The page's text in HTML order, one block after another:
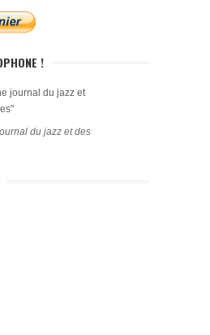
!
du jazz et des